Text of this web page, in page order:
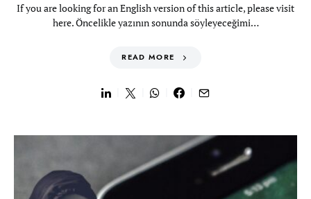
If you are looking for an English version of this article, please visit
here. Öncelikle yazının sonunda söyleyeceğimi…
READ MORE